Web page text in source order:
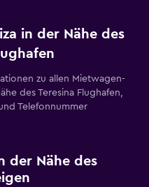
in der Nähe des
zu allen Mietwagen-
des Teresina Flughafen,
Telefonnummer
der Nähe des